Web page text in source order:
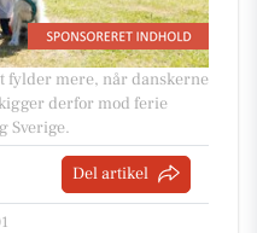
mere, når danskerne
derfor mod ferie
Sverige.
Del artikel